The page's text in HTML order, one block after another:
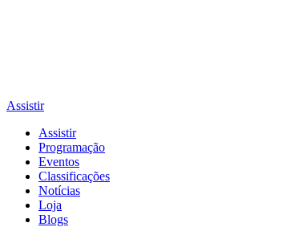
Assistir
Assistir
Programação
Eventos
Classificações
Notícias
Loja
Blogs